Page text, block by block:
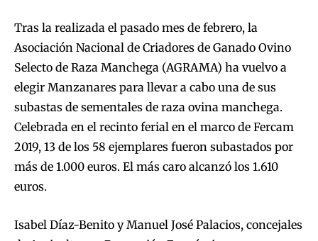
Tras la realizada el pasado mes de febrero, la
Asociación Nacional de Criadores de Ganado Ovino
Selecto de Raza Manchega (AGRAMA) ha vuelvo a
elegir Manzanares para llevar a cabo una de sus
subastas de sementales de raza ovina manchega.
Celebrada en el recinto ferial en el marco de Fercam
2019, 13 de los 58 ejemplares fueron subastados por
más de 1.000 euros. El más caro alcanzó los 1.610
euros.
Isabel Díaz-Benito y Manuel José Palacios, concejales